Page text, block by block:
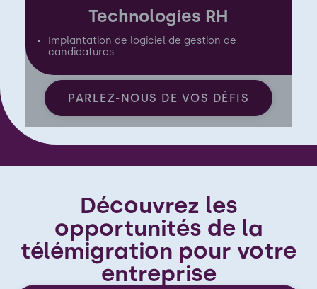
Technologies RH
Implantation de logiciel de gestion de
candidatures
PARLEZ-NOUS DE VOS DÉFIS
Découvrez les
opportunités de la
télémigration pour votre
entreprise